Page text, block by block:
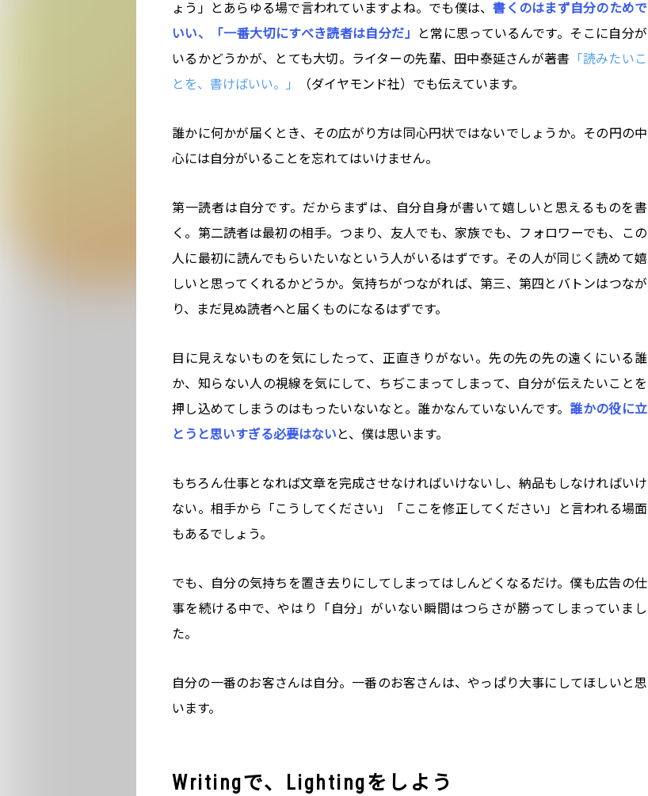
ょう」とあらゆる場で言われていますよね。でも僕は、書くのはまず自分のためで
いい、「一番大切にすべき読者は自分だ」
と常に思っているんです。そこに自分が
いるかどうかが、とても大切。ライターの先輩、田中泰延さんが著書 「読みたいこ
とを、書けばいい。」
（ダイヤモンド社）でも伝えています。
誰かに何かが届くとき、その広がり方は同心円状ではないでしょうか。その円の中
心には自分がいることを忘れてはいけません。
第一読者は自分です。だからまずは、自分自身が書いて嬉しいと思えるものを書
く。第二読者は最初の相手。つまり、友人でも、家族でも、フォロワーでも、この
人に最初に読んでもらいたいなという人がいるはずです。その人が同じく読めて嬉
しいと思ってくれるかどうか。気持ちがつながれば、第三、第四とバトンはつなが
り、まだ見ぬ読者へと届くものになるはずです。
目に見えないものを気にしたって、正直きりがない。先の先の先の遠くにいる誰
か、知らない人の視線を気にして、ちぢこまってしまって、自分が伝えたいことを
押し込めてしまうのはもったいないなと。誰かなんていないんです。 誰かの役に立
とうと思いすぎる必要はない と、僕は思います。
もちろん仕事となれば文章を完成させなければいけないし、納品もしなければいけ
ない。相手から「こうしてください」「ここを修正してください」と言われる場面
もあるでしょう。
でも、自分の気持ちを置き去りにしてしまってはしんどくなるだけ。僕も広告の仕
事を続ける中で、やはり「自分」がいない瞬間はつらさが勝ってしまっていまし
た。
自分の一番のお客さんは自分。一番のお客さんは、やっぱり大事にしてほしいと思
います。
Writingで、Lightingをしよう